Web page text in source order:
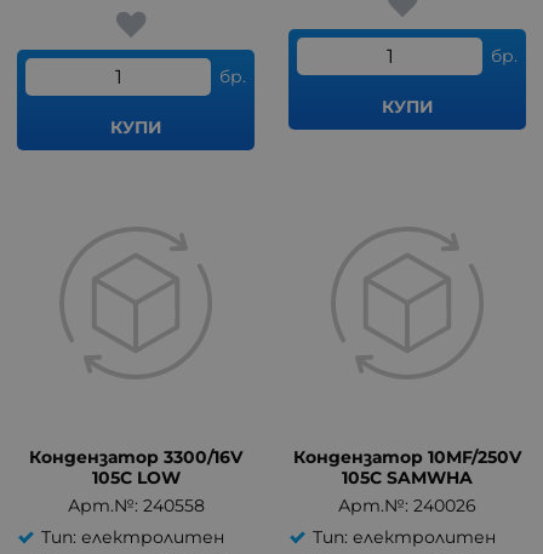
бр.
КУПИ
бр.
КУПИ
Кондензатор 3300/16V
105C LOW
Арт.№: 240558
Тип: електролитен
Кондензатор 10MF/250V
105C SAMWHA
Арт.№: 240026
Тип: електролитен